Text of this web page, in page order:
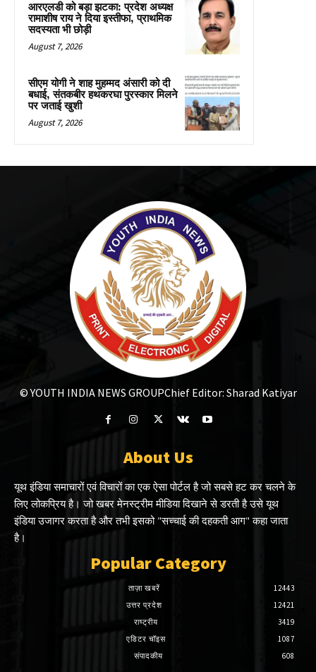
आरएलडी को बड़ा झटका: प्रदेश अध्यक्ष
रामाशीष राय ने दिया इस्तीफा, प्राथमिक
सदस्यता भी छोड़ी
August 7, 2026
सीएम योगी ने शाह मुहम्मद अंसारी को दी
बधाई, संतकबीर हथकरघा पुरस्कार मिलने
पर जताई खुशी
August 7, 2026
© YOUTH INDIA NEWS GROUPChief Editor: Sharad Katiyar
About Us
यूथ इंडिया समाचारों एवं विचारों का एक ऐसा पोर्टल है जो सबसे हट कर चलने के
लिए लोकप्रिय है। जो खबर मेनस्ट्रीम मीडिया दिखाने से डरती है उसे यूथ
इंडिया उजागर करता है और तभी इसको "सच्चाई की दहकती आग" कहा जाता
है।
Popular Category
ताज़ा खबरें
12443
उत्तर प्रदेश
12421
राष्ट्रीय
3419
एडिटर चॉइस
1087
संपादकीय
608